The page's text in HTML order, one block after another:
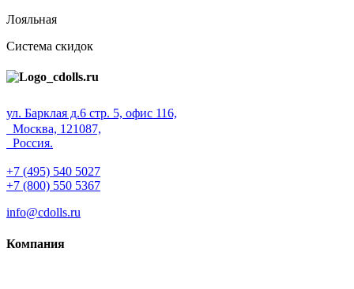
Лояльная
Система скидок
ул. Барклая д.6 стр. 5, офис 116,
Москва, 121087,
Россия.
+7 (495) 540 5027
+7 (800) 550 5367
info@cdolls.ru
Компания